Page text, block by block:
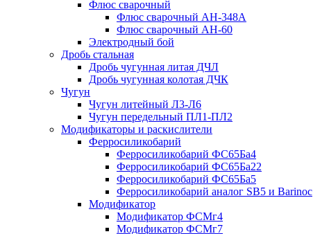
Флюс сварочный
Флюс сварочный АН-348А
Флюс сварочный АН-60
Электродный бой
Дробь стальная
Дробь чугунная литая ДЧЛ
Дробь чугунная колотая ДЧК
Чугун
Чугун литейный Л3-Л6
Чугун передельный ПЛ1-ПЛ2
Модификаторы и раскислители
Ферросиликобарий
Ферросиликобарий ФС65Ба4
Ферросиликобарий ФС65Ба22
Ферросиликобарий ФС65Ба5
Ферросиликобарий аналог SB5 и Barinoc
Модификатор
Модификатор ФСМг4
Модификатор ФСМг7